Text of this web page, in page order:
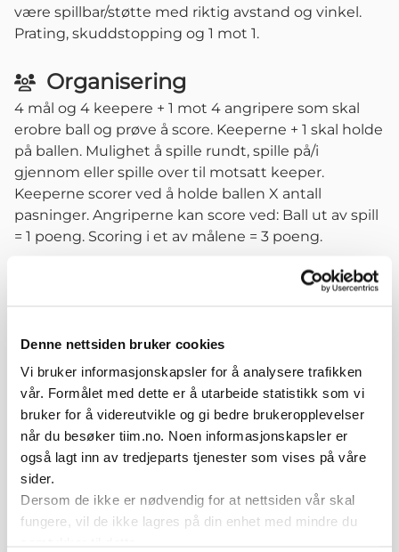
Denne nettsiden bruker cookies
Vi bruker informasjonskapsler for å analysere trafikken
vår. Formålet med dette er å utarbeide statistikk som vi
bruker for å videreutvikle og gi bedre brukeropplevelser
når du besøker tiim.no. Noen informasjonskapsler er
også lagt inn av tredjeparts tjenester som vises på våre
sider.
Dersom de ikke er nødvendig for at nettsiden vår skal
fungere, vil de ikke lagres på din enhet med mindre du
være spillbar/støtte med riktig avstand og vinkel.
Prating, skuddstopping og 1 mot 1.
Organisering
4 mål og 4 keepere + 1 mot 4 angripere som skal
erobre ball og prøve å score. Keeperne + 1 skal holde
på ballen. Mulighet å spille rundt, spille på/i
gjennom eller spille over til motsatt keeper.
Keeperne scorer ved å holde ballen X antall
pasninger. Angriperne kan score ved: Ball ut av spill
= 1 poeng. Scoring i et av målene = 3 poeng.
Relaterte øvelser